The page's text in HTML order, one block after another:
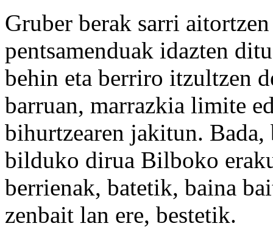
Gruber berak sarri
pentsamenduak idazten
behin eta berriro itzultzen
barruan, marrazkia limite
bihurtzearen jakitun. Bada,
bilduko dirua Bilboko
berrienak, batetik, baina
zenbait lan ere, bestetik.